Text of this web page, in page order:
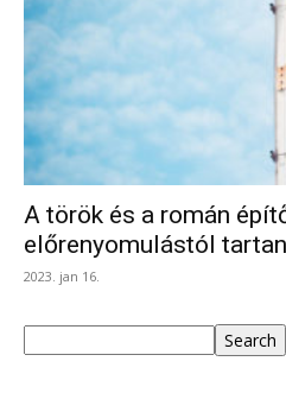
A török és a román
előrenyomulástól
2023. jan 16.
Search